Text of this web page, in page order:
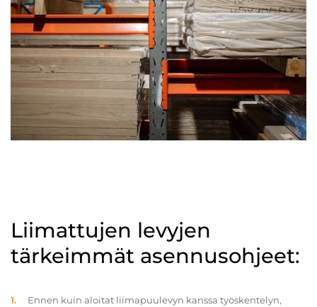
Liimattujen levyjen
tärkeimmät asennusohjeet:
Ennen kuin aloitat liimapuulevyn kanssa työskentelyn,